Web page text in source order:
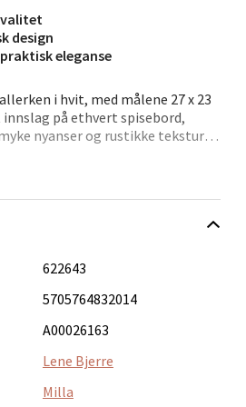
design
eleganse
i hvit, med målene 27 x 23
innslag på ethvert spisebord,
nyanser og rustikke teksturer.
gir hvert stykke en unik
men raffinert utforming,
de naturlige detaljene i
deler fra Milla-serien.
622643
5705764832014
A00026163
Lene Bjerre
Milla
Senter
vei 52, 5147 Fyllingsdalen
3, 7340 Oppdal